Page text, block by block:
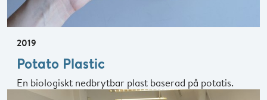
2019
Potato Plastic
En biologiskt nedbrytbar plast baserad på potatis.